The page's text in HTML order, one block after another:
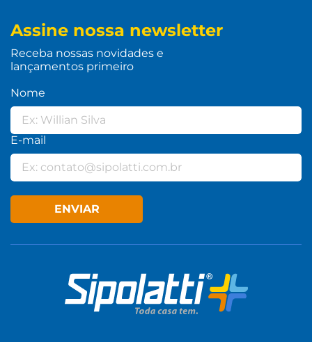
Assine nossa newsletter
Receba nossas novidades e
lançamentos primeiro
Nome
E-mail
ENVIAR